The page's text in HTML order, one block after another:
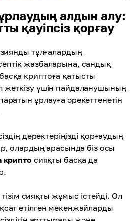
алдын алу:
қауіпсіз қорғау
зиянды тұлғалардың
жазбаларына, сандық
криптоға қатысты
жеткізу үшін пайдаланушының
ұрлауға әрекеттенетін
деректеріңізді қорғаудың
олардың арасында біз осы
криптосияқты басқа да
тізім сияқты жұмыс істейді. Ол
етілген мекенжайларды